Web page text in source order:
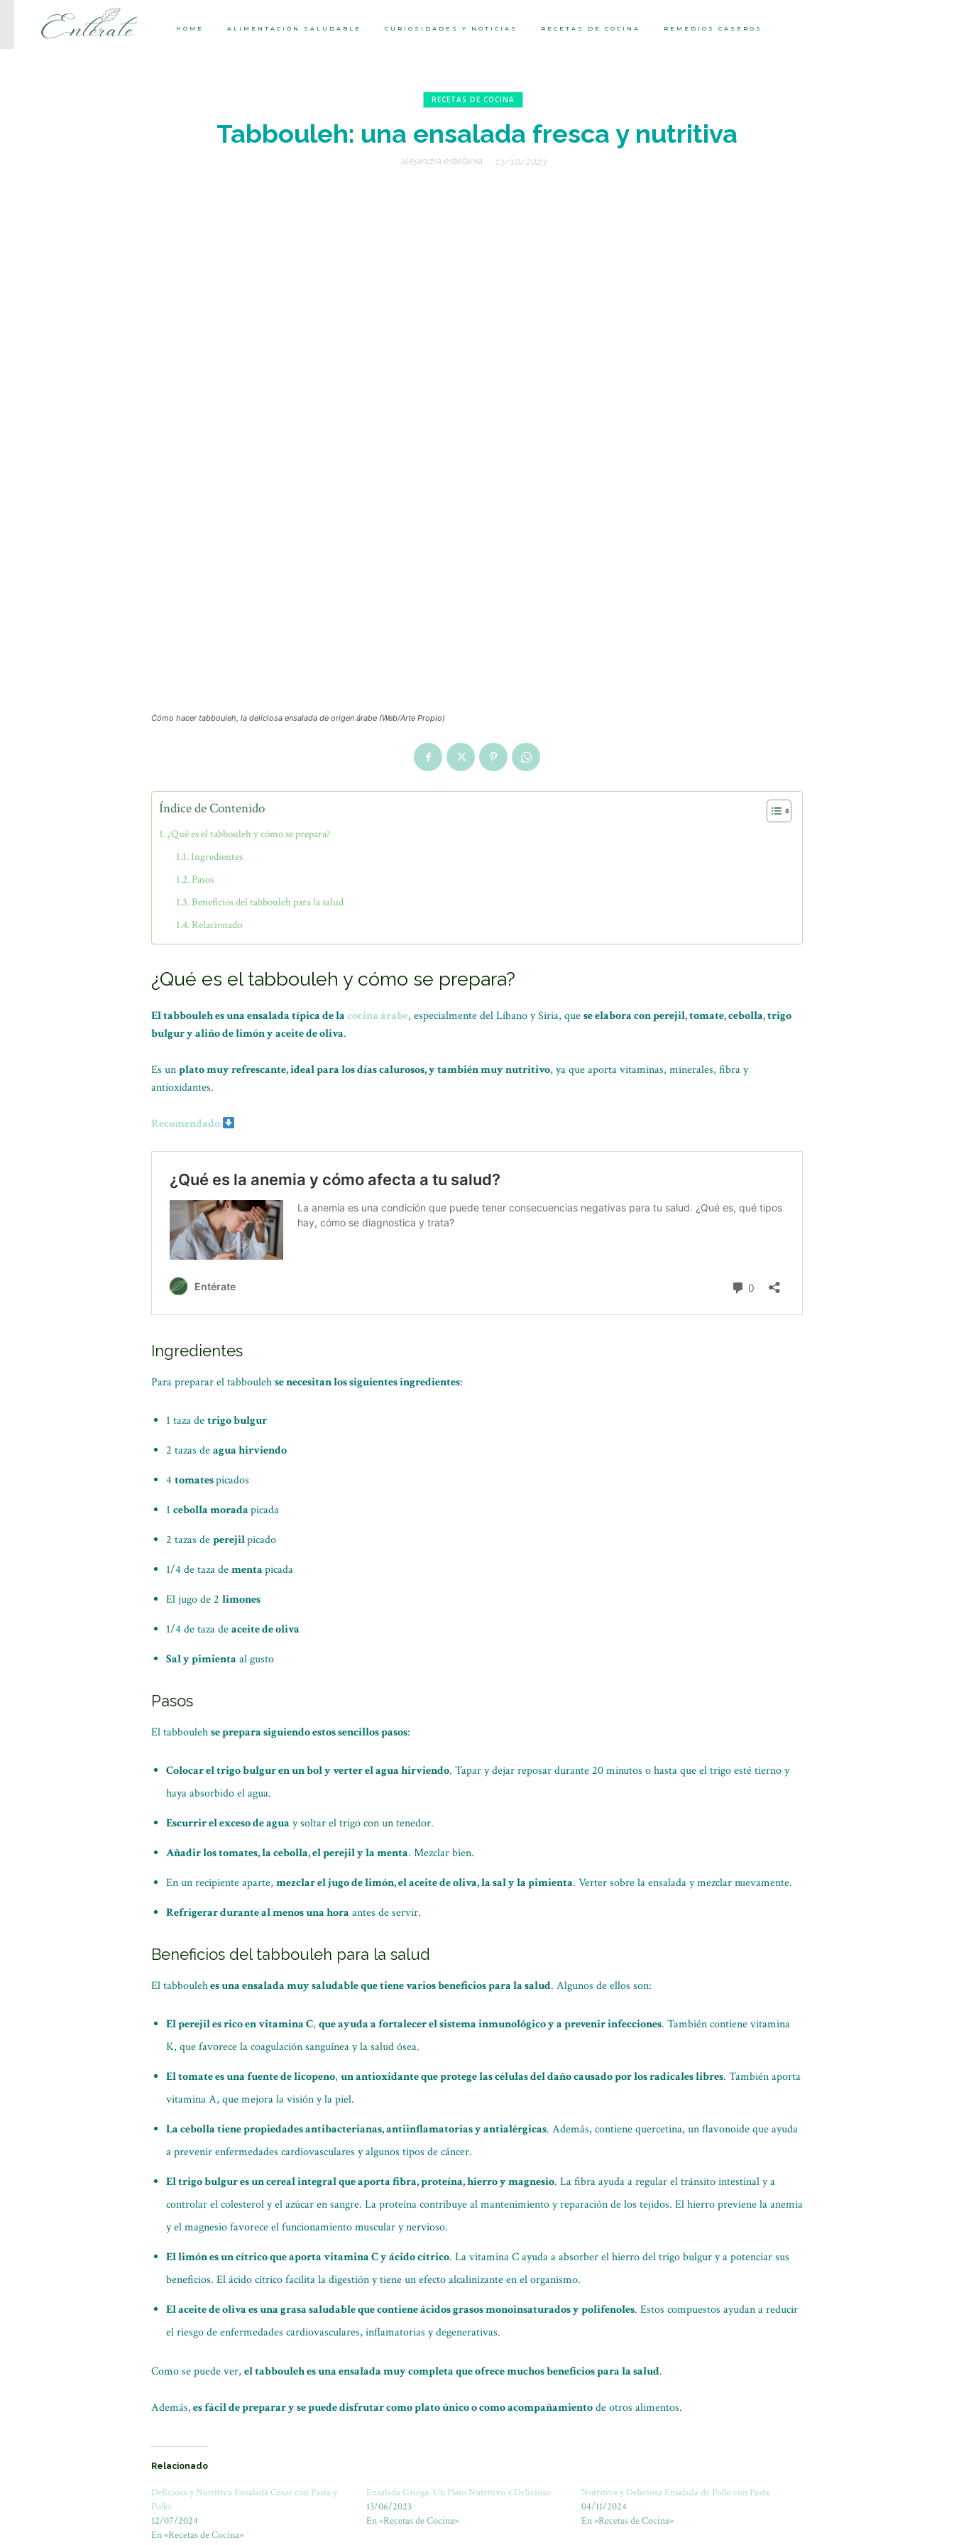
HOME ALIMENTACIÓN SALUDABLE CURIOSIDADES Y NOTICIAS RECETAS DE COCINA REMEDIOS CASEROS
RECETAS DE COCINA
Tabbouleh: una ensalada fresca y nutritiva
alejandra estefanía 13/10/2023
Cómo hacer tabbouleh, la deliciosa ensalada de origen árabe (Web/Arte Propio)
Índice de Contenido
¿Qué es el tabbouleh y cómo se prepara?
Ingredientes
Pasos
Beneficios del tabbouleh para la salud
Relacionado
¿Qué es el tabbouleh y cómo se prepara?
El tabbouleh es una ensalada típica de lacocina árabe, especialmente del Líbano y Siria, quese elabora con perejil, tomate, cebolla, trigo
bulgur y aliño de limón y aceite de oliva.
Es unplato muy refrescante, ideal para los días calurosos, y también muy nutritivo, ya que aporta vitaminas, minerales, fibra y
antioxidantes.
Recomendado:
Ingredientes
Para preparar el tabboulehse necesitan los siguientes ingredientes:
1 taza detrigo bulgur
2 tazas deagua hirviendo
4 tomatespicados
1 cebolla moradapicada
2 tazas deperejilpicado
1/4 de taza dementapicada
El jugo de 2 limones
1/4 de taza deaceite de oliva
Sal y pimienta al gusto
Pasos
El tabboulehse prepara siguiendo estos sencillos pasos:
Colocar el trigo bulgur en un bol y verter el agua hirviendo. Tapar y dejar reposar durante 20 minutos o hasta que el trigo esté tierno y
haya absorbido el agua.
Escurrir el exceso de agua y soltar el trigo con un tenedor.
Añadir los tomates, la cebolla, el perejil y la menta. Mezclar bien.
En un recipiente aparte, mezclar el jugo de limón, el aceite de oliva, la sal y la pimienta. Verter sobre la ensalada y mezclar nuevamente.
Refrigerar durante al menos una hora antes de servir.
Beneficios del tabbouleh para la salud
El tabboulehes una ensalada muy saludable que tiene varios beneficios para la salud. Algunos de ellos son:
El perejil es rico en vitamina C, que ayuda a fortalecer el sistema inmunológico y a prevenir infecciones. También contiene vitamina
K, que favorece la coagulación sanguínea y la salud ósea.
El tomate es una fuente de licopeno, un antioxidante que protege las células del daño causado por los radicales libres. También aporta
vitamina A, que mejora la visión y la piel.
La cebolla tiene propiedades antibacterianas, antiinflamatorias y antialérgicas. Además, contiene quercetina, un flavonoide que ayuda
a prevenir enfermedades cardiovasculares y algunos tipos de cáncer.
El trigo bulgur es un cereal integral que aporta fibra, proteína, hierro y magnesio. La fibra ayuda a regular el tránsito intestinal y a
controlar el colesterol y el azúcar en sangre. La proteína contribuye al mantenimiento y reparación de los tejidos. El hierro previene la anemia
y el magnesio favorece el funcionamiento muscular y nervioso.
El limón es un cítrico que aporta vitamina C y ácido cítrico. La vitamina C ayuda a absorber el hierro del trigo bulgur y a potenciar sus
beneficios. El ácido cítrico facilita la digestión y tiene un efecto alcalinizante en el organismo.
El aceite de oliva es una grasa saludable que contiene ácidos grasos monoinsaturados y polifenoles. Estos compuestos ayudan a reducir
el riesgo de enfermedades cardiovasculares, inflamatorias y degenerativas.
Como se puede ver, el tabbouleh es una ensalada muy completa que ofrece muchos beneficios para la salud.
Además,es fácil de preparar y se puede disfrutar como plato único o como acompañamientode otros alimentos.
Relacionado
Deliciosa y Nutritiva Ensalada César con Pasta y
Pollo
12/07/2024
En «Recetas de Cocina»
Ensalada Griega: Un Plato Nutritivo y Delicioso
13/06/2023
En «Recetas de Cocina»
Nutritiva y Deliciosa Ensalada de Pollo con Pasta
04/11/2024
En «Recetas de Cocina»